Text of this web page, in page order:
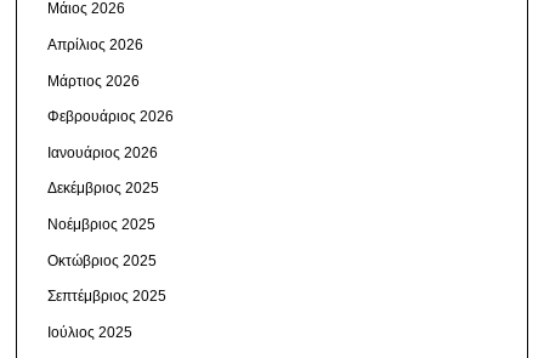
Μάιος 2026
Απρίλιος 2026
Μάρτιος 2026
Φεβρουάριος 2026
Ιανουάριος 2026
Δεκέμβριος 2025
Νοέμβριος 2025
Οκτώβριος 2025
Σεπτέμβριος 2025
Ιούλιος 2025